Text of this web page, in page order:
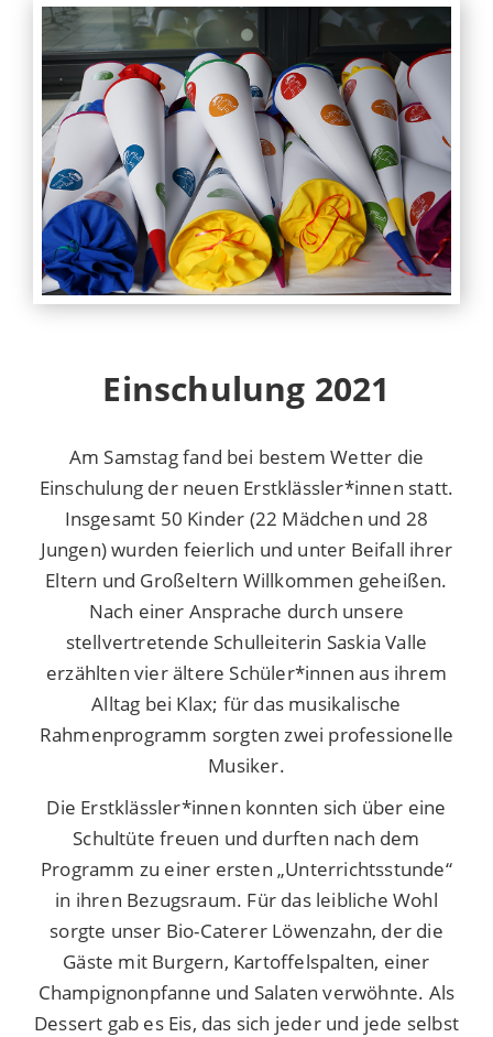
Einschulung 2021
Am Samstag fand bei bestem Wetter die
Einschulung der neuen Erstklässler*innen statt.
Insgesamt 50 Kinder (22 Mädchen und 28
Jungen) wurden feierlich und unter Beifall ihrer
Eltern und Großeltern Willkommen geheißen.
Nach einer Ansprache durch unsere
stellvertretende Schulleiterin Saskia Valle
erzählten vier ältere Schüler*innen aus ihrem
Alltag bei Klax; für das musikalische
Rahmenprogramm sorgten zwei professionelle
Musiker.
Die Erstklässler*innen konnten sich über eine
Schultüte freuen und durften nach dem
Programm zu einer ersten „Unterrichtsstunde“
in ihren Bezugsraum. Für das leibliche Wohl
sorgte unser Bio-Caterer Löwenzahn, der die
Gäste mit Burgern, Kartoffelspalten, einer
Champignonpfanne und Salaten verwöhnte. Als
Dessert gab es Eis, das sich jeder und jede selbst